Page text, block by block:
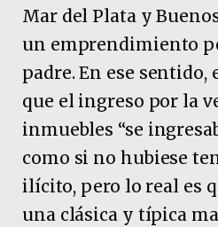
Mar del Plata y
un emprendimiento
padre. En ese sentido,
que el ingreso por la
inmuebles “se
como si no hubiese
ilícito, pero lo real es
una clásica y típica